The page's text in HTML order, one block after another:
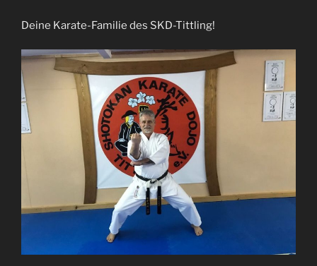
Deine Karate-Familie des SKD-Tittling!